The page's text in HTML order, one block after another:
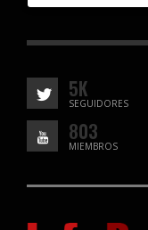
5K
SEGUIDORES
803
MIEMBROS